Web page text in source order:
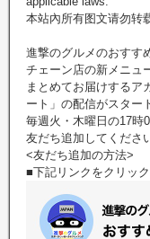
本站內所有图文请勿转
進撃のグルメのおすす
チェーン店の新メニュ
まとめてお届けするア
ート」の配信がスター
毎週火・木曜日の17時
友だち追加してくださ
<友だち追加の方法>
■下記リンクをクリッ